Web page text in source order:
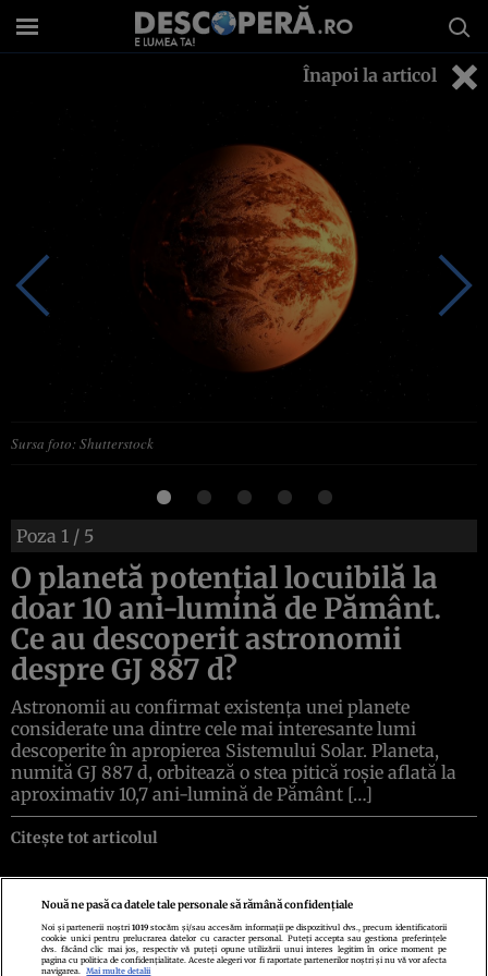
Înapoi la articol
Sursa foto: Shutterstock
Poza 1 / 5
O planetă potențial locuibilă la
doar 10 ani-lumină de Pământ.
Ce au descoperit astronomii
despre GJ 887 d?
Astronomii au confirmat existența unei planete
considerate una dintre cele mai interesante lumi
descoperite în apropierea Sistemului Solar. Planeta,
numită GJ 887 d, orbitează o stea pitică roșie aflată la
aproximativ 10,7 ani-lumină de Pământ […]
Citește tot articolul
Politica de confidenţialitatePolitica de cookiesTermeni şi condiţii
Echipa redacționalăContactSetări Cookies
Nouă ne pasă ca datele tale personale să rămână confidențiale
Noi și partenerii noștri1019 stocăm și/sau accesăm informații pe dispozitivul dvs., precum identificatorii
cookie unici pentru prelucrarea datelor cu caracter personal. Puteți accepta sau gestiona preferințele
dvs. făcând clic mai jos, respectiv vă puteți opune utilizării unui interes legitim în orice moment pe
pagina cu politica de confidențialitate. Aceste alegeri vor fi raportate partenerilor noștri și nu vă vor afecta
navigarea.
Mai multe detalii